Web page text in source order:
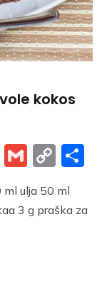
kokos
ViberGmail
ml ulja 50 ml
3 g praška za